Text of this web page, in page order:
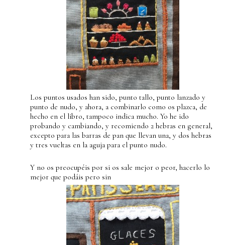
Los puntos usados han sido, punto tallo, punto lanzado y
punto de nudo, y ahora, a combinarlo como os plazca, de
hecho en el libro, tampoco indica mucho. Yo he ido
probando y cambiando, y recomiendo 2 hebras en general,
excepto para las barras de pan que llevan una, y dos hebras
y tres vueltas en la aguja para el punto nudo.
Y no os preocupéis por si os sale mejor o peor, hacerlo lo
mejor que podáis pero sin